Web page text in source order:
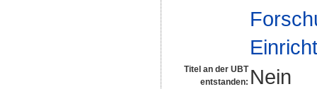
Titel an der UBT
entstanden: Nein